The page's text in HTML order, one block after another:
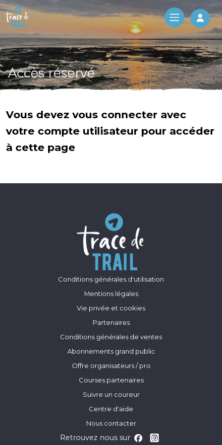
Log
Accès réservé
Vous devez vous connecter avec
votre compte utilisateur pour accéder
à cette page
Conditions générales d'utilisation
Mentions légales
Vie privée et cookies
Partenaires
Conditions générales de ventes
Abonnements grand public
Offre organisateurs / pro
Courses partenaires
Suivre un coureur
Centre d'aide
Nous contacter
Retrouvez nous sur